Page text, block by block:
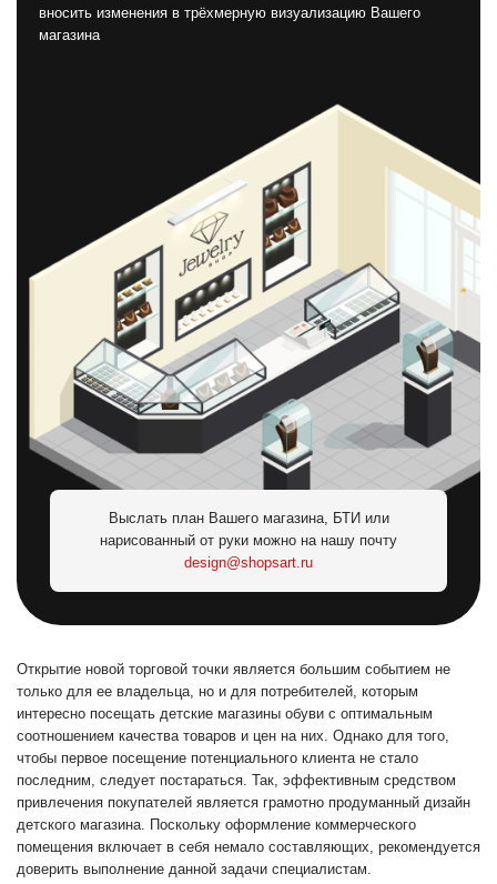
вносить изменения в трёхмерную визуализацию Вашего
магазина
Выслать план Вашего магазина, БТИ или
нарисованный от руки можно на нашу почту
design@shopsart.ru
Открытие новой торговой точки является большим событием не
только для ее владельца, но и для потребителей, которым
интересно посещать детские магазины обуви с оптимальным
соотношением качества товаров и цен на них. Однако для того,
чтобы первое посещение потенциального клиента не стало
последним, следует постараться. Так, эффективным средством
привлечения покупателей является грамотно продуманный дизайн
детского магазина. Поскольку оформление коммерческого
помещения включает в себя немало составляющих, рекомендуется
доверить выполнение данной задачи специалистам.